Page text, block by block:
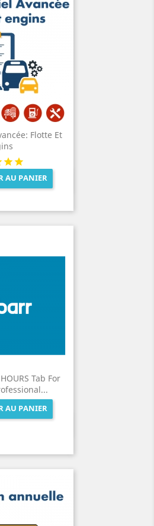
Flotte Et
AU PANIER
rapide
Tab For
AU PANIER